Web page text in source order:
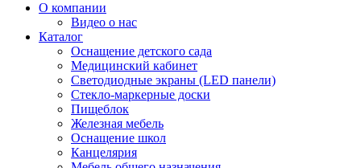
О компании
Видео о нас
Каталог
Оснащение детского сада
Медицинский кабинет
Светодиодные экраны (LED панели)
Стекло-маркерные доски
Пищеблок
Железная мебель
Оснащение школ
Канцелярия